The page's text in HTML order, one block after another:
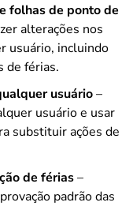
folhas de ponto de
alterações nos
usuário, incluindo
de férias.
usuário–
usuário e usar
substituir ações de
de férias–
padrão das